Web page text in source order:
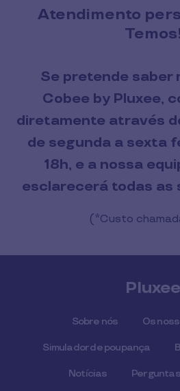
Atendimento
Temos!
Se pretende saber
Cobee by Pluxee,
diretamente através
de segunda a sexta
18h, e a nossa
esclarecerá todas as
(*Custo
Pluxee
Sobre nós Os
Simulador de poupança
Notícias